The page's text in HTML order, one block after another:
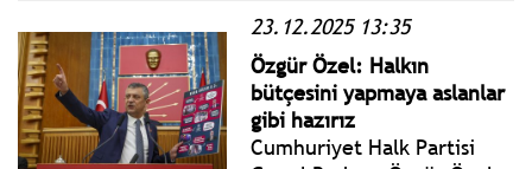
bedellerini, satın alma
gücünün olağanüstü
düşmesine ve enflasyonla
mücadeleye rağmen
arttırmaktan vazgeçmeyen
iktidar...
23.12.2025 13:35
Özgür Özel: Halkın
bütçesini yapmaya aslanlar
gibi hazırız
Cumhuriyet Halk Partisi